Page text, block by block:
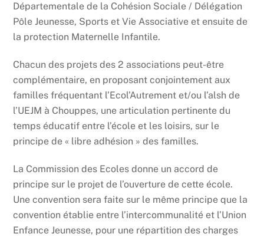
Départementale de la Cohésion Sociale / Délégation
Pôle Jeunesse, Sports et Vie Associative et ensuite de
la protection Maternelle Infantile.
Chacun des projets des 2 associations peut-être
complémentaire, en proposant conjointement aux
familles fréquentant l’Ecol’Autrement et/ou l’alsh de
l’UEJM à Chouppes, une articulation pertinente du
temps éducatif entre l’école et les loisirs, sur le
principe de « libre adhésion » des familles.
La Commission des Ecoles donne un accord de
principe sur le projet de l’ouverture de cette école.
Une convention sera faite sur le même principe que la
convention établie entre l’intercommunalité et l’Union
Enfance Jeunesse, pour une répartition des charges